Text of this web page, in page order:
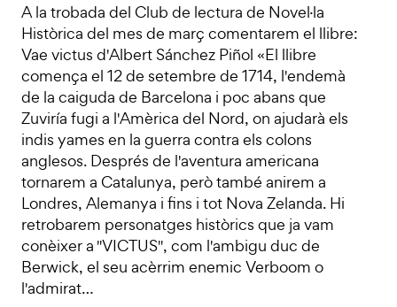
A la trobada del Club de lectura de Novel·la
Històrica del mes de març comentarem el llibre:
Vae victus d'Albert Sánchez Piñol «El llibre
comença el 12 de setembre de 1714, l'endemà
de la caiguda de Barcelona i poc abans que
Zuviría fugi a l'Amèrica del Nord, on ajudarà els
indis yames en la guerra contra els colons
anglesos. Després de l'aventura americana
tornarem a Catalunya, però també anirem a
Londres, Alemanya i fins i tot Nova Zelanda. Hi
retrobarem personatges històrics que ja vam
conèixer a "VICTUS", com l'ambigu duc de
Berwick, el seu acèrrim enemic Verboom o
l'admirat…